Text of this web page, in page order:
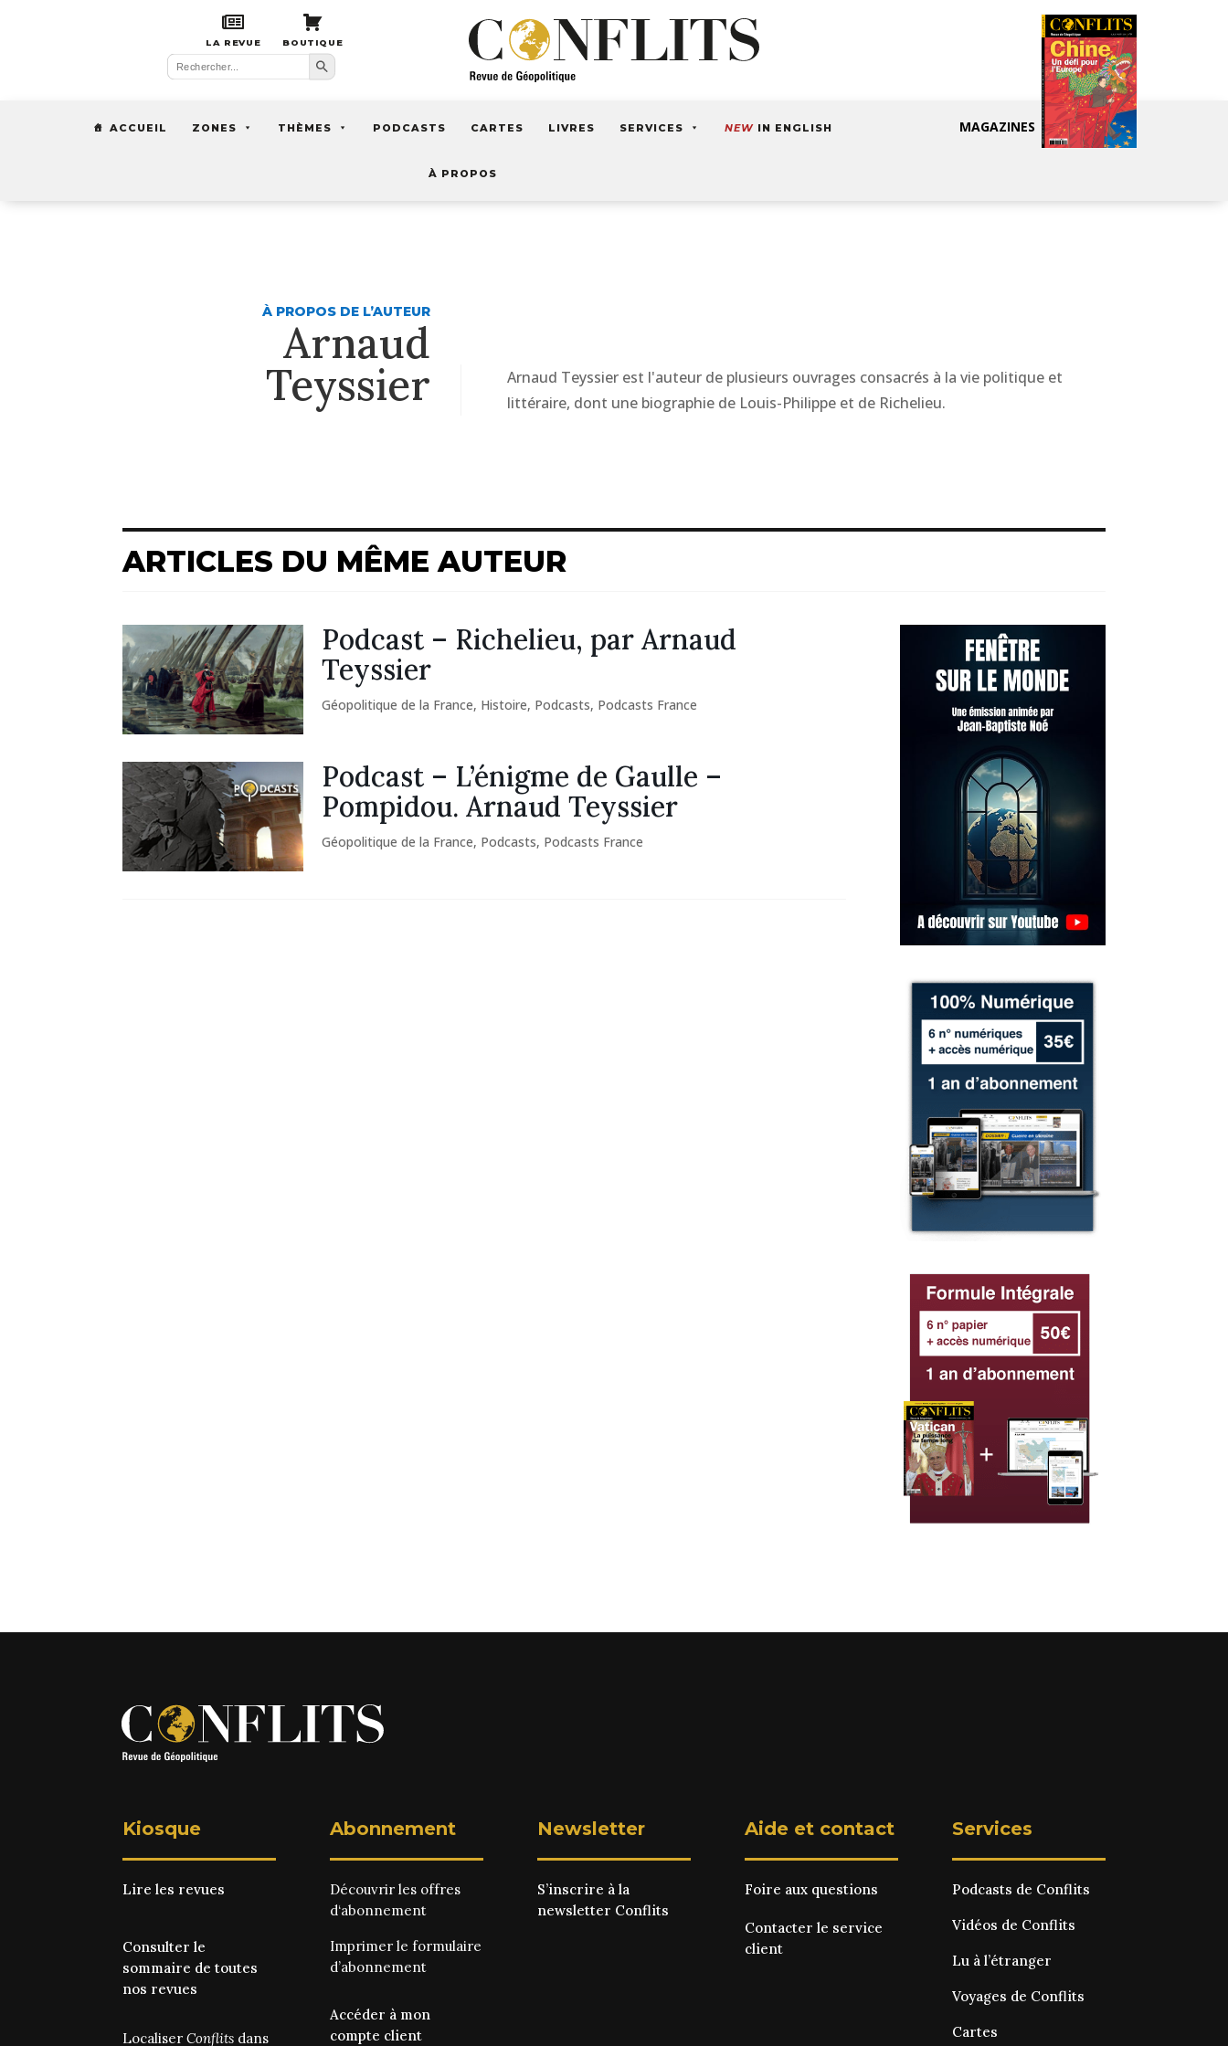
LA REVUE BOUTIQUE
Search
for:
Search Button
ACCUEIL ZONES THÈMES PODCASTS CARTES LIVRES SERVICES NEW IN ENGLISH
À PROPOS
MAGAZINES
À PROPOS DE L’AUTEUR
Arnaud
Teyssier
Arnaud Teyssier est l'auteur de plusieurs ouvrages consacrés à la vie politique et
littéraire, dont une biographie de Louis-Philippe et de Richelieu.
ARTICLES DU MÊME AUTEUR
Podcast – Richelieu, par Arnaud
Teyssier
Géopolitique de la France, Histoire, Podcasts, Podcasts France
Podcast – L’énigme de Gaulle –
Pompidou. Arnaud Teyssier
Géopolitique de la France, Podcasts, Podcasts France
Kiosque
Lire les revues
Consulter le
sommaire de toutes
nos revues
LocaliserConflits dans
Abonnement
Découvrir les offres
d‘abonnement
Imprimer leformulaire
d’abonnement
Accéder à mon
compte client
Newsletter
S’inscrire à la
newsletter Conflits
Aide et contact
Foire aux questions
Contacter le service
client
Services
Podcasts de Conflits
Vidéos de Conflits
Lu à l’étranger
Voyages de Conflits
Cartes